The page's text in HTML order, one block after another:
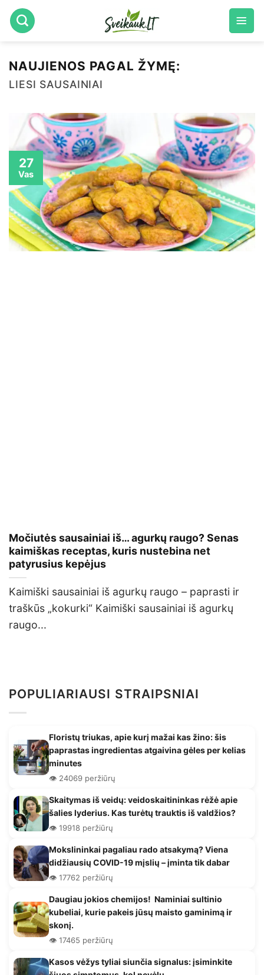
Skip
to
NAUJIENOS PAGAL ŽYMĘ:
LIESI SAUSAINIAI
Močiutės sausainiai iš… agurkų raugo? Senas
kaimiškas receptas, kuris nustebina net
patyrusius kepėjus
Kaimiški sausainiai iš agurkų raugo – paprasti ir
traškūs „kokurki“ Kaimiški sausainiai iš agurkų
raugo...
27
Vas
POPULIARIAUSI STRAIPSNIAI
Floristų triukas, apie kurį mažai kas žino: šis
paprastas ingredientas atgaivina gėles per kelias
minutes
👁️ 24069 peržiūrų
Skaitymas iš veidų: veidoskaitininkas rėžė apie
šalies lyderius. Kas turėtų trauktis iš valdžios?
👁️ 19918 peržiūrų
Mokslininkai pagaliau rado atsakymą? Viena
didžiausių COVID-19 mįslių – įminta tik dabar
👁️ 17762 peržiūrų
Daugiau jokios chemijos! Naminiai sultinio
kubeliai, kurie pakeis jūsų maisto gaminimą ir
skonį.
👁️ 17465 peržiūrų
Kasos vėžys tyliai siunčia signalus: įsiminkite